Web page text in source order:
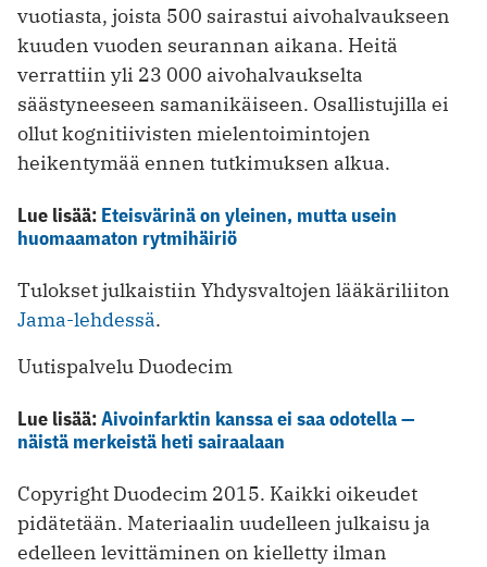
vuotiasta, joista 500 sairastui aivohalvaukseen
kuuden vuoden seurannan aikana. Heitä
verrattiin yli 23 000 aivohalvaukselta
säästyneeseen samanikäiseen. Osallistujilla ei
ollut kognitiivisten mielentoimintojen
heikentymää ennen tutkimuksen alkua.
Lue lisää: Eteisvärinä on yleinen, mutta usein
huomaamaton rytmihäiriö
Tulokset julkaistiin Yhdysvaltojen lääkäriliiton
Jama-lehdessä.
Uutispalvelu Duodecim
Lue lisää:Aivoinfarktin kanssa ei saa odotella —
näistä merkeistä heti sairaalaan
Copyright Duodecim 2015. Kaikki oikeudet
pidätetään. Materiaalin uudelleen julkaisu ja
edelleen levittäminen on kielletty ilman